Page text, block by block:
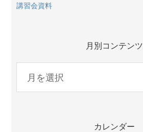
講習会資料
月別コンテンツ
コ
カレンダー